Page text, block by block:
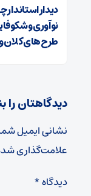
دیدار
نوآوری
طرح‌های کلان
دیدگاهتان را
نشانی ایمیل
علامت‌گذاری
دیدگاه*